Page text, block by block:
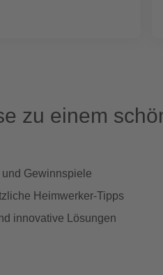
zu einem
Gewinnspiele
Heimwerker-Tipps
innovative Lösungen